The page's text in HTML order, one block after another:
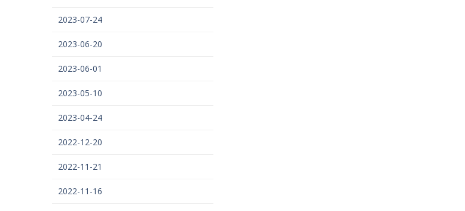
2023-07-24
2023-06-20
2023-06-01
2023-05-10
2023-04-24
2022-12-20
2022-11-21
2022-11-16